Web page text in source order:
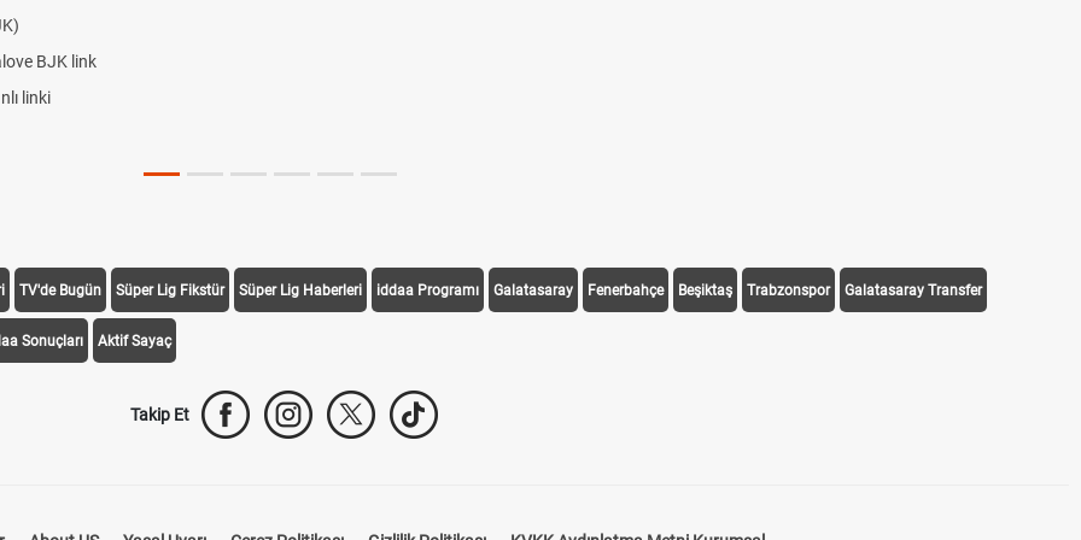
BJK link
linki
TV'de Bugün Süper Lig Fikstür Süper Lig Haberleri iddaa Programı Galatasaray Fenerbahçe Beşiktaş Trabzonspor Galatasaray Transfer
Sonuçları Aktif Sayaç
Takip Et